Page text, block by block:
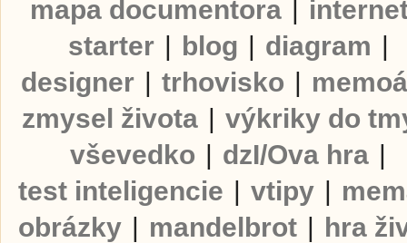
mapa documentora
starter | blog | diagram |
designer | trhovisko |
zmysel života | výkriky do
vševedko | dzI/Ova hra |
test inteligencie | vtipy |
obrázky | mandelbrot | hra